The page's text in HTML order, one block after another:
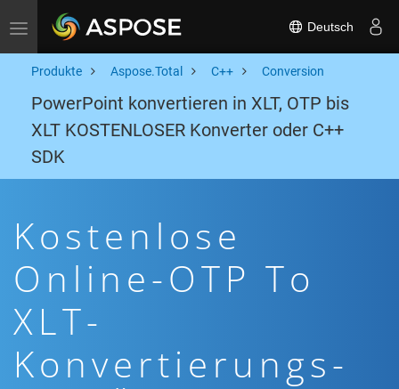
Toggle navigation Deutsch
Produkte Aspose.Total C++ Conversion
PowerPoint konvertieren in XLT, OTP bis
XLT KOSTENLOSER Konverter oder C++
SDK
Kostenlose
Online-OTP To
XLT-
Konvertierungs-